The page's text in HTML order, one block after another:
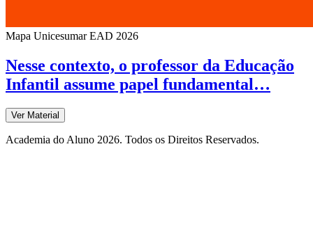
Mapa Unicesumar EAD 2026
Nesse contexto, o professor da Educação
Infantil assume papel fundamental…
Ver Material
Academia do Aluno 2026. Todos os Direitos Reservados.